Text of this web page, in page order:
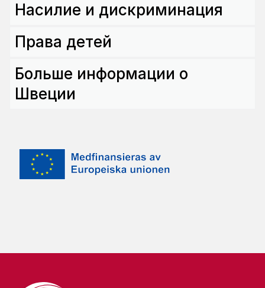
Насилие и дискриминация
Права детей
Больше информации о
Швеции